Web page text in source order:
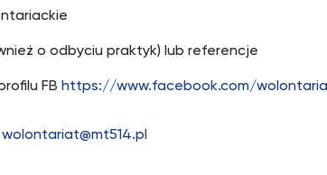
o odbyciu praktyk) lub referencje
FB https://www.facebook.com/
wolontariat@mt514.pl